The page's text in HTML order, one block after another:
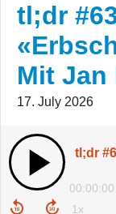
tl;dr
Mit Jan
17. July 2026
00:00:00